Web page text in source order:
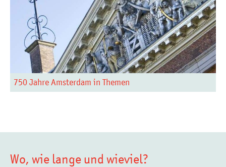
750 Jahre Amsterdam in Themen
Wo, wie lange und wieviel?